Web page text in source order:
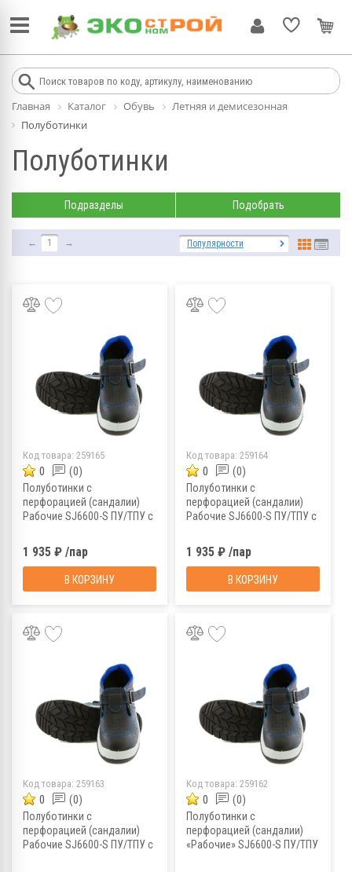
Главная Каталог Обувь
Летняя и демисезонная
Полуботинки
Полуботинки
Подразделы Подобрать
← 1 → Популярности
Код товара: 259165
0 (0)
Полуботинки с
перфорацией (сандалии)
Рабочие SJ6600-S ПУ/ТПУ с
1 935 ₽ /пар
В КОРЗИНУ
Код товара: 259164
0 (0)
Полуботинки с
перфорацией (сандалии)
Рабочие SJ6600-S ПУ/ТПУ с
1 935 ₽ /пар
В КОРЗИНУ
Код товара: 259163
0 (0)
Полуботинки с
перфорацией (сандалии)
Рабочие SJ6600-S ПУ/ТПУ с
Код товара: 259162
0 (0)
Полуботинки с
перфорацией (сандалии)
«Рабочие» SJ6600-S ПУ/ТПУ